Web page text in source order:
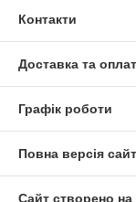
Контакти
Доставка та
Графік роботи
Повна версія
Сайт створено на